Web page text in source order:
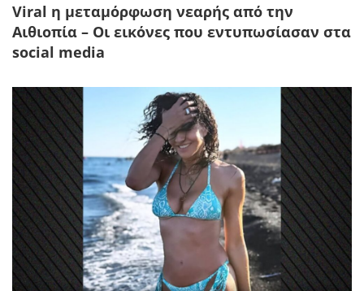
Viral η μεταμόρφωση νεαρής από την
Αιθιοπία – Οι εικόνες που εντυπωσίασαν στα
social media